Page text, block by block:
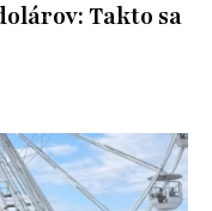
Takto sa